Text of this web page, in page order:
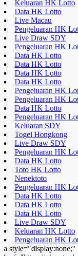
Keluaran HK Lotto
Data HK Lotto
Live Macau
Pengeluaran HK
Live Draw SDY
Pengeluaran HK
Data HK Lotto
Data HK Lotto
Data HK Lotto
Data HK Lotto
Pengeluaran HK
Pengeluaran HK
Data HK Lotto
Pengeluaran HK
Keluaran SDY
Togel Hongkong
Live Draw SDY
Pengeluaran HK
Data HK Lotto
Toto HK Lotto
Nenektoto
Pengeluaran HK
Data HK Lotto
Data HK Lotto
Data HK Lotto
Live Draw SDY
Keluaran HK Lotto
Pengeluaran HK
a style="display:none;"